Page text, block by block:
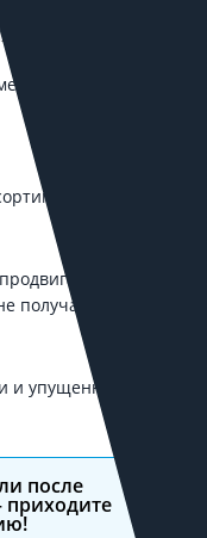
— 317 ₽
запуска.
—
то,
получат
и упущенные
после